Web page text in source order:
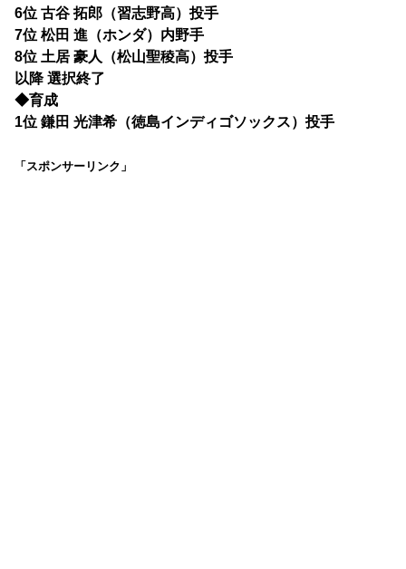
6位 古谷 拓郎（習志野高）投手
7位 松田 進（ホンダ）内野手
8位 土居 豪人（松山聖稜高）投手
以降 選択終了
◆育成
1位 鎌田 光津希（徳島インディゴソックス）投手
「スポンサーリンク」